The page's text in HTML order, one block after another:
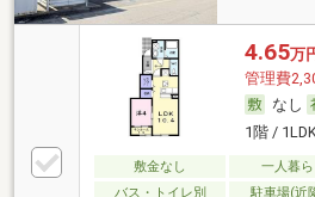
4.65万
管理費
なし
1階 /
敷金なし 一人暮ら
バス・トイレ別
駐車場(近